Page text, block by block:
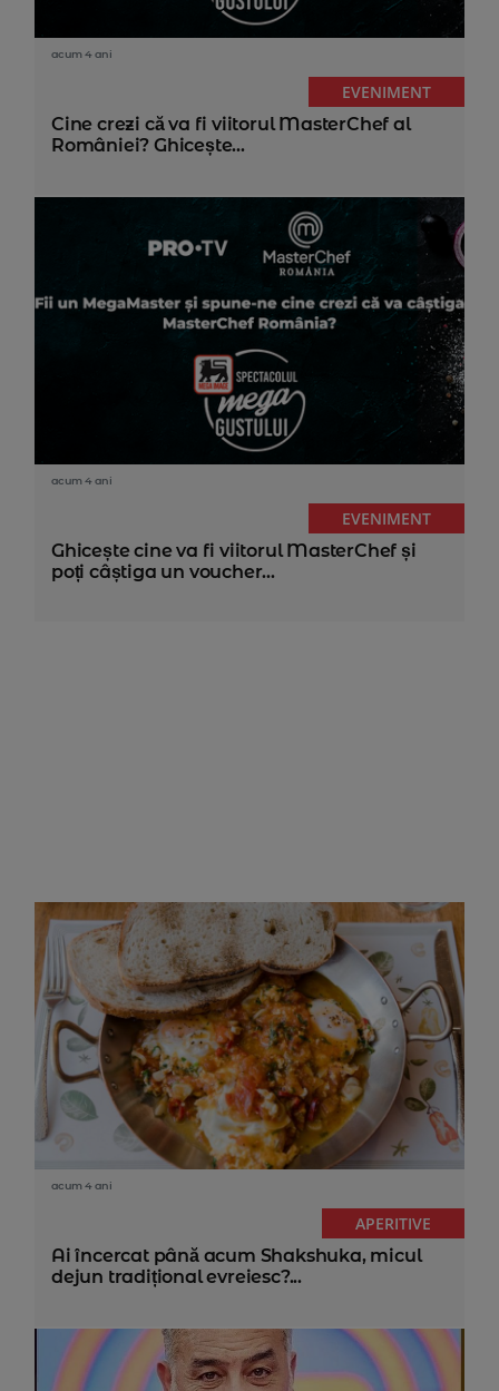
acum 4 ani
EVENIMENT
Cine crezi că va fi viitorul MasterChef al
României? Ghicește...
acum 4 ani
EVENIMENT
Ghicește cine va fi viitorul MasterChef și
poți câștiga un voucher...
acum 4 ani
APERITIVE
Ai încercat până acum Shakshuka, micul
dejun tradițional evreiesc?...